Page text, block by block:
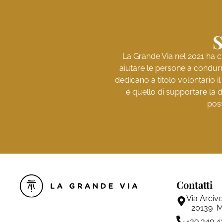
La Grande Via nel 2021
aiutare le persone a
dedicano a titolo volontario
è quello di supportare la
Contatti
Via
20139